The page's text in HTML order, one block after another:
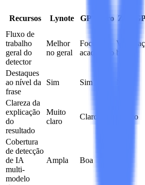
Recursos Lynote GPTZero
Fluxo de
trabalho
geral do
detector
Melhor
no geral
Foco
acadêmico básica
Destaques
ao nível da
frase
Sim Sim
Clareza da
explicação
do
resultado
Muito
claro
Claro Básico
Cobertura
de detecção
de IA
multi-
modelo
Ampla Boa